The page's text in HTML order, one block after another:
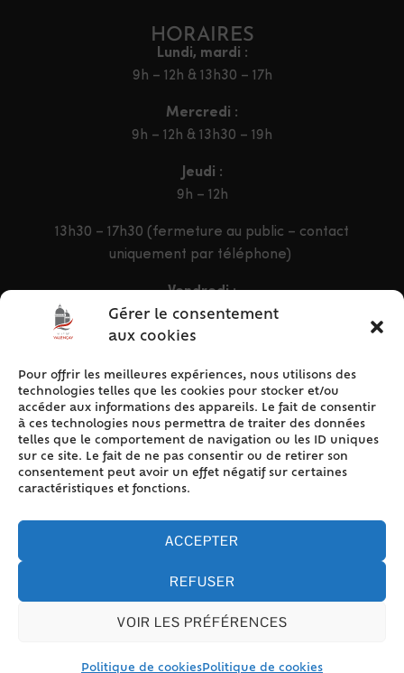
Gérer le consentement
aux cookies
Pour offrir les meilleures expériences, nous utilisons des
technologies telles que les cookies pour stocker et/ou
accéder aux informations des appareils. Le fait de consentir
à ces technologies nous permettra de traiter des données
telles que le comportement de navigation ou les ID uniques
sur ce site. Le fait de ne pas consentir ou de retirer son
consentement peut avoir un effet négatif sur certaines
caractéristiques et fonctions.
ACCEPTER
REFUSER
VOIR LES PRÉFÉRENCES
Politique de cookiesPolitique de cookies
HORAIRES
Lundi, mardi :
9h – 12h & 13h30 – 17h
Mercredi :
9h – 12h & 13h30 – 19h
Jeudi :
9h – 12h
13h30 – 17h30 (fermeture au public – contact
uniquement par téléphone)
Vendredi :
9h – 12h & 13h30 – 16h30
ACCÈS RAPIDE
Accueil
Contact
Plan du site
Mentions légales
Politique de cookies (UE)
collectivités & GRC/GRU)